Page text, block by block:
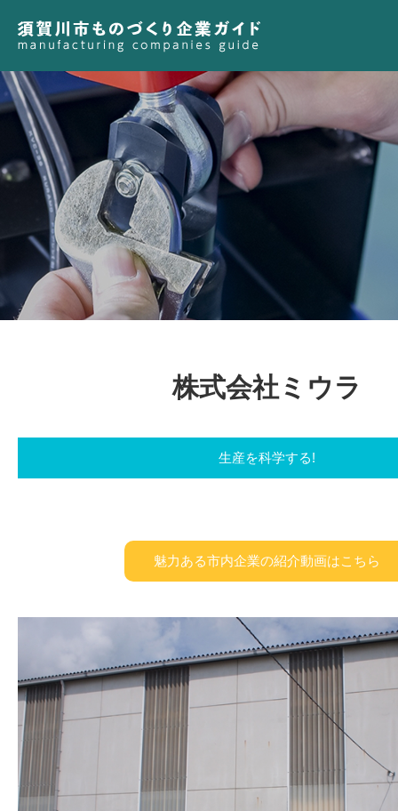
株式会社ミウラ
生産を科学する!
魅力ある市内企業の紹介動画はこちら